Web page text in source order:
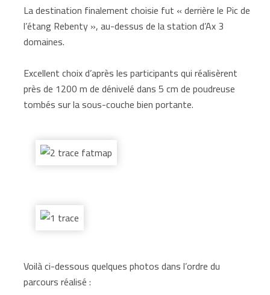
La destination finalement choisie fut « derrière le Pic de
l’étang Rebenty », au-dessus de la station d’Ax 3
domaines.
Excellent choix d’après les participants qui réalisèrent
près de 1200 m de dénivelé dans 5 cm de poudreuse
tombés sur la sous-couche bien portante.
Voilà ci-dessous quelques photos dans l’ordre du
parcours réalisé :